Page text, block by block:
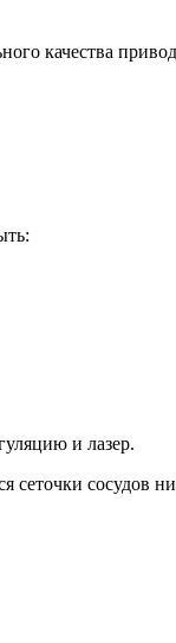
качества
и лазер.
сосудов